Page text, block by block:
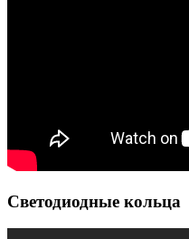
Светодиодные кольца